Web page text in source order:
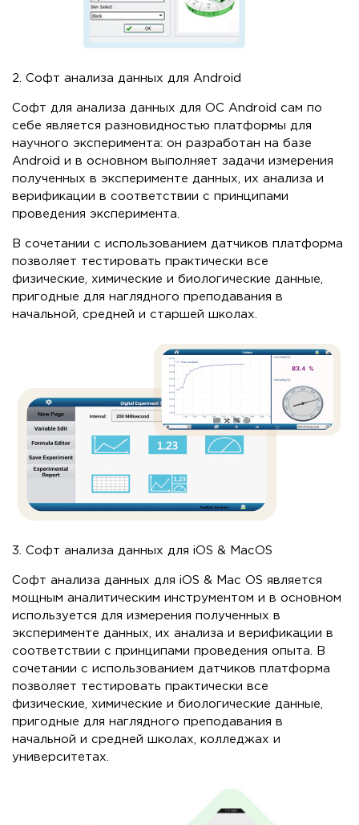
2. Софт анализа данных для Android
Софт для анализа данных для ОС Android сам по
себе является разновидностью платформы для
научного эксперимента: он разработан на базе
Android и в основном выполняет задачи измерения
полученных в эксперименте данных, их анализа и
верификации в соответствии с принципами
проведения эксперимента.
В сочетании с использованием датчиков платформа
позволяет тестировать практически все
физические, химические и биологические данные,
пригодные для наглядного преподавания в
начальной, средней и старшей школах.
3. Софт анализа данных для iOS & MacOS
Софт анализа данных для iOS & Mac OS является
мощным аналитическим инструментом и в основном
используется для измерения полученных в
эксперименте данных, их анализа и верификации в
соответствии с принципами проведения опыта. В
сочетании с использованием датчиков платформа
позволяет тестировать практически все
физические, химические и биологические данные,
пригодные для наглядного преподавания в
начальной и средней школах, колледжах и
университетах.